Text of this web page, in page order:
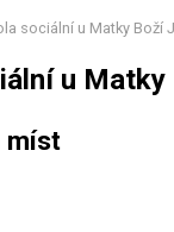
sociální u Matky Boží
u
míst